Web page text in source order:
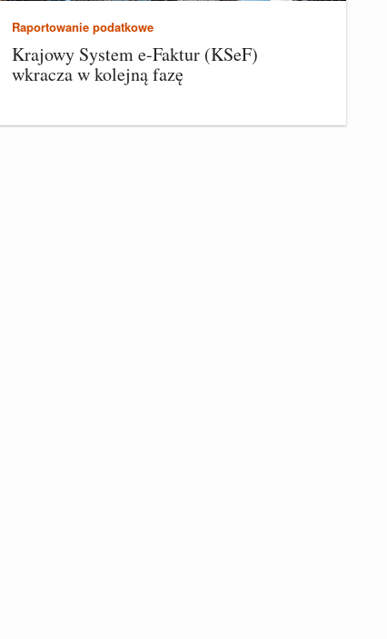
Raportowanie podatkowe
Krajowy System e-Faktur (KSeF)
wkracza w kolejną fazę